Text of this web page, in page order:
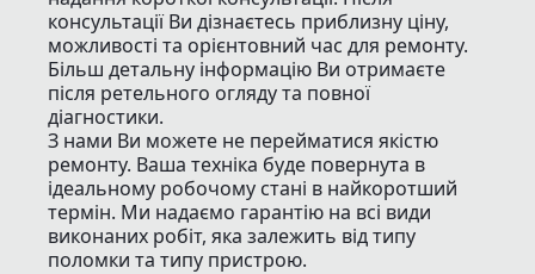
консультації Ви дізнаєтесь приблизну ціну,
можливості та орієнтовний час для ремонту.
Більш детальну інформацію Ви отримаєте
після ретельного огляду та повної
діагностики.
З нами Ви можете не перейматися якістю
ремонту. Ваша техніка буде повернута в
ідеальному робочому стані в найкоротший
термін. Ми надаємо гарантію на всі види
виконаних робіт, яка залежить від типу
поломки та типу пристрою.